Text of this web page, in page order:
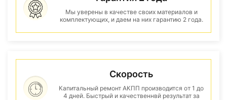
Мы уверены в качестве своих материалов и
комплектующих, и даем на них гарантию 2 года.
Скорость
Капитальный ремонт АКПП производится от 1 до
4 дней. Быстрый и качественнвй результат за